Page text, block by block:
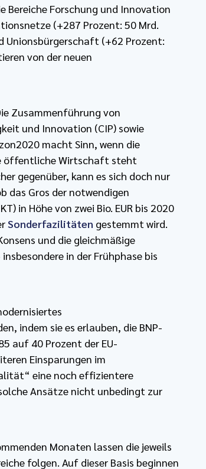
Bereiche Forschung und Innovation
(+287 Prozent: 50 Mrd.
Unionsbürgerschaft (+62 Prozent:
von der neuen
Zusammenführung von
und Innovation (CIP) sowie
macht Sinn, wenn die
öffentliche Wirtschaft steht
gegenüber, kann es sich doch nur
das Gros der notwendigen
in Höhe von zwei Bio. EUR bis 2020
Sonderfazilitäten gestemmt wird.
und die gleichmäßige
in der Frühphase bis
indem sie es erlauben, die BNP-
auf 40 Prozent der EU-
Einsparungen im
eine noch effizientere
Ansätze nicht unbedingt zur
Monaten lassen die jeweils
folgen. Auf dieser Basis beginnen